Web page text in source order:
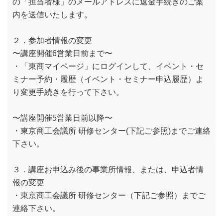
の「担当者様」のメールアドレスに返金手続きのご案
内を送信いたします。
２．参加者情報の変更
〜講座開催6営業日前まで〜
・「東商マイページ」にログインして、イベント・セ
ミナー予約・履歴（イベント・セミナー申込履歴）よ
り変更手続きを行って下さい。
〜講座開催5営業日前以降〜
・東京商工会議所 研修センター(下記ご参照)までご連絡
下さい。
３．講座お申込み後の事業所情報、または、申込者情
報の変更
・東京商工会議所 研修センター（下記ご参照）までご
連絡下さい。